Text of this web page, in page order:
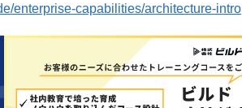
enterprise-capabilities/architecture-intro